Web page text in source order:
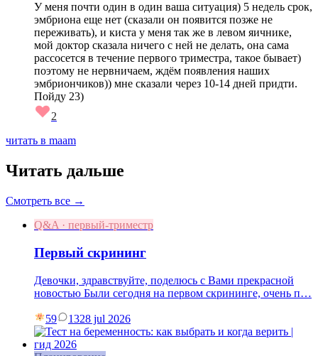
У меня почти один в один ваша ситуация) 5 недель срок,
эмбриона еще нет (сказали он появится позже не
переживать), и киста у меня так же в левом яичнике,
мой доктор сказала ничего с ней не делать, она сама
рассосется в течение первого триместра, такое бывает)
поэтому не нервничаем, ждём появления наших
эмбриончиков)) мне сказали через 10-14 дней придти.
Пойду 23)
2
читать в maam
Читать дальше
Смотреть все →
Q&A · первый-триместр
Первый скрининг
Девочки, здравствуйте, поделюсь с Вами прекрасной
новостью Были сегодня на первом скрининге, очень п…
59 1328 jul 2026